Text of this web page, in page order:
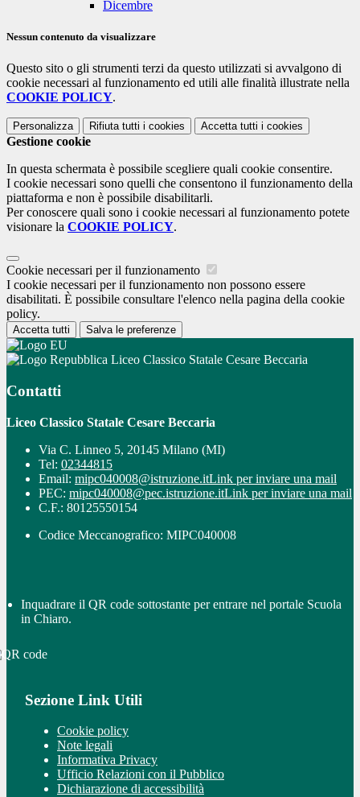
Dicembre
Nessun contenuto da visualizzare
Questo sito o gli strumenti terzi da questo utilizzati si avvalgono di
cookie necessari al funzionamento ed utili alle finalità illustrate nella
COOKIE POLICY.
Personalizza Rifiuta tutti i cookies Accetta tutti i cookies
Gestione cookie
In questa schermata è possibile scegliere quali cookie consentire.
I cookie necessari sono quelli che consentono il funzionamento della
piattaforma e non è possibile disabilitarli.
Per conoscere quali sono i cookie necessari al funzionamento potete
visionare la COOKIE POLICY.
Cookie necessari per il funzionamento
I cookie necessari per il funzionamento non possono essere
disabilitati. È possibile consultare l'elenco nella pagina della cookie
policy.
Accetta tutti Salva le preferenze
Liceo Classico Statale Cesare Beccaria
Contatti
Liceo Classico Statale Cesare Beccaria
Via C. Linneo 5, 20145 Milano (MI)
Tel: 02344815
Email: mipc040008@istruzione.itLink per inviare una mail
PEC: mipc040008@pec.istruzione.itLink per inviare una mail
C.F.: 80125550154
Codice Meccanografico: MIPC040008
Inquadrare il QR code sottostante per entrare nel portale Scuola
in Chiaro.
Sezione Link Utili
Cookie policy
Note legali
Informativa Privacy
Ufficio Relazioni con il Pubblico
Dichiarazione di accessibilità